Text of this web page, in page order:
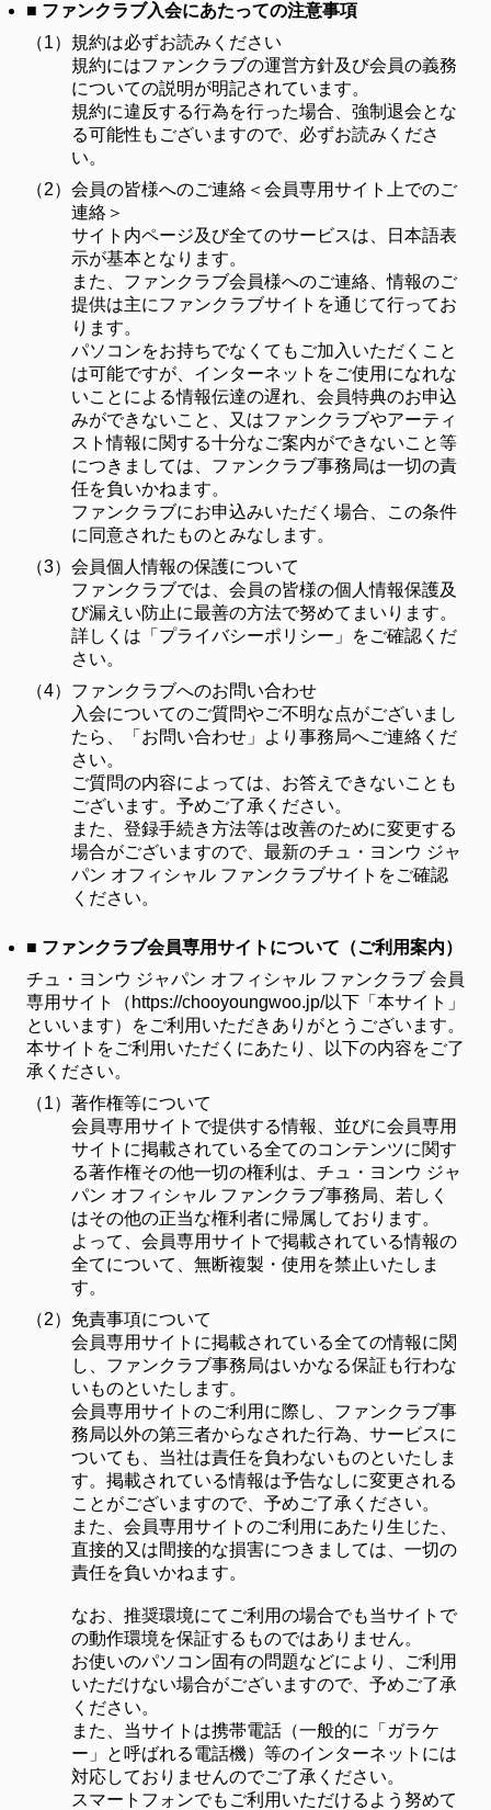
■ ファンクラブ入会にあたっての注意事項
（1） 規約は必ずお読みください
規約にはファンクラブの運営方針及び会員の義務
についての説明が明記されています。
規約に違反する行為を行った場合、強制退会とな
る可能性もございますので、必ずお読みくださ
い。
（2） 会員の皆様へのご連絡＜会員専用サイト上でのご
連絡＞
サイト内ページ及び全てのサービスは、日本語表
示が基本となります。
また、ファンクラブ会員様へのご連絡、情報のご
提供は主にファンクラブサイトを通じて行ってお
ります。
パソコンをお持ちでなくてもご加入いただくこと
は可能ですが、インターネットをご使用になれな
いことによる情報伝達の遅れ、会員特典のお申込
みができないこと、又はファンクラブやアーティ
スト情報に関する十分なご案内ができないこと等
につきましては、ファンクラブ事務局は一切の責
任を負いかねます。
ファンクラブにお申込みいただく場合、この条件
に同意されたものとみなします。
（3） 会員個人情報の保護について
ファンクラブでは、会員の皆様の個人情報保護及
び漏えい防止に最善の方法で努めてまいります。
詳しくは「プライバシーポリシー」をご確認くだ
さい。
（4） ファンクラブへのお問い合わせ
入会についてのご質問やご不明な点がございまし
たら、「お問い合わせ」より事務局へご連絡くだ
さい。
ご質問の内容によっては、お答えできないことも
ございます。予めご了承ください。
また、登録手続き方法等は改善のために変更する
場合がございますので、最新のチュ・ヨンウ ジャ
パン オフィシャル ファンクラブサイトをご確認
ください。
■ ファンクラブ会員専用サイトについて（ご利用案内）
チュ・ヨンウ ジャパン オフィシャル ファンクラブ 会員
専用サイト（https://chooyoungwoo.jp/以下「本サイト」
といいます）をご利用いただきありがとうございます。
本サイトをご利用いただくにあたり、以下の内容をご了
承ください。
（1） 著作権等について
会員専用サイトで提供する情報、並びに会員専用
サイトに掲載されている全てのコンテンツに関す
る著作権その他一切の権利は、チュ・ヨンウ ジャ
パン オフィシャル ファンクラブ事務局、若しく
はその他の正当な権利者に帰属しております。
よって、会員専用サイトで掲載されている情報の
全てについて、無断複製・使用を禁止いたしま
す。
（2） 免責事項について
会員専用サイトに掲載されている全ての情報に関
し、ファンクラブ事務局はいかなる保証も行わな
いものといたします。
会員専用サイトのご利用に際し、ファンクラブ事
務局以外の第三者からなされた行為、サービスに
ついても、当社は責任を負わないものといたしま
す。掲載されている情報は予告なしに変更される
ことがございますので、予めご了承ください。
また、会員専用サイトのご利用にあたり生じた、
直接的又は間接的な損害につきましては、一切の
責任を負いかねます。
なお、推奨環境にてご利用の場合でも当サイトで
の動作環境を保証するものではありません。
お使いのパソコン固有の問題などにより、ご利用
いただけない場合がございますので、予めご了承
ください。
また、当サイトは携帯電話（一般的に「ガラケ
ー」と呼ばれる電話機）等のインターネットには
対応しておりませんのでご了承ください。
スマートフォンでもご利用いただけるよう努めて